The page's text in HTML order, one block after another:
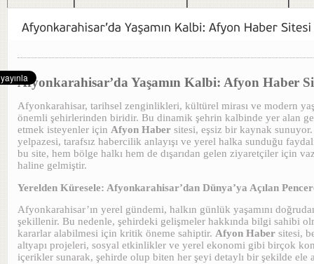
Afyonkarahisar’da Yaşamın Kalbi: Afyon Haber
Afyonkarahisar, tarihsel zenginlikleri, kültürel mirası ve modern
önemli şehirlerinden biridir. Bu dinamik şehrin kalbinde yer alan
etmek isteyenler için Afyon Haber sitesi, eşsiz bir kaynak
yelpazesi, tarafsız habercilik anlayışı ve yerel halka sunduğu
bu site, hem bölge halkı hem de dışarıdan gelen ziyaretçiler için
haline gelmiştir.
Yerelden Küresele: Afyonkarahisar’dan Dünya’ya Açılan
Afyonkarahisar’ın yerel gündemi, halkın günlük yaşamını
şekillenir. Bu nedenle, şehirdeki gelişmeler hakkında bilgi sahibi
kararlar alabilmesi için kritik öneme sahiptir. Afyon Haber sitesi,
altyapı projeleri, sosyal etkinlikler ve yerel ekonomi gibi birçok
içerikler sunarak, şehirde olup biten her şeyi detaylı bir şekilde ele